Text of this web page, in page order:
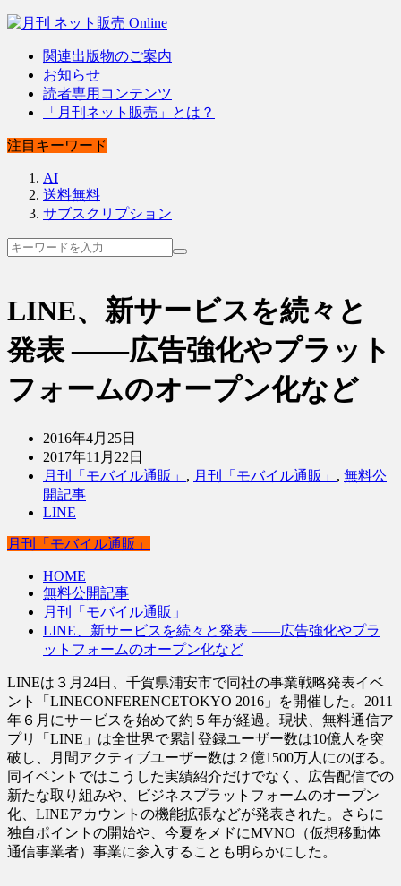
関連出版物のご案内
お知らせ
読者専用コンテンツ
「月刊ネット販売」とは？
注目キーワード
AI
送料無料
サブスクリプション
LINE、新サービスを続々と
発表 ――広告強化やプラット
フォームのオープン化など
2016年4月25日
2017年11月22日
月刊「モバイル通販」 , 月刊「モバイル通販」 , 無料公
開記事
LINE
月刊「モバイル通販」
HOME
無料公開記事
月刊「モバイル通販」
LINE、新サービスを続々と発表 ――広告強化やプラ
ットフォームのオープン化など
LINEは３月24日、千賀県浦安市で同社の事業戦略発表イベ
ント「LINECONFERENCETOKYO 2016」を開催した。2011
年６月にサービスを始めて約５年が経過。現状、無料通信ア
プリ「LINE」は全世界で累計登録ユーザー数は10億人を突
破し、月間アクティブユーザー数は２億1500万人にのぼる。
同イベントではこうした実績紹介だけでなく、広告配信での
新たな取り組みや、ビジネスプラットフォームのオープン
化、LINEアカウントの機能拡張などが発表された。さらに
独自ポイントの開始や、今夏をメドにMVNO（仮想移動体
通信事業者）事業に参入することも明らかにした。